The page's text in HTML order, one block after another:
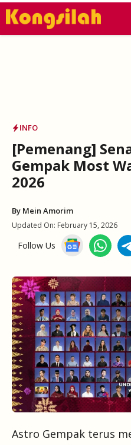
Skip
INFO
[Pemenang]
Gempak Most
2026
By Mein Amorim
Updated On: February 15, 2026
Follow Us
Astro Gempak terus